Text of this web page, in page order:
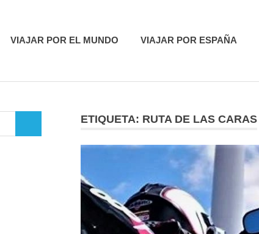
VIAJAR POR EL MUNDO VIAJAR POR ESPAÑA
ETIQUETA: RUTA DE LAS CARAS